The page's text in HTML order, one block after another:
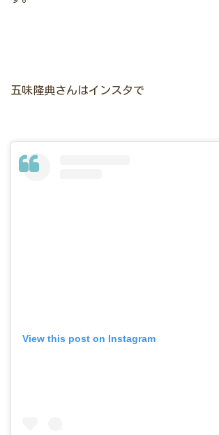
五味隆典さんはインスタで
View this post on Instagram